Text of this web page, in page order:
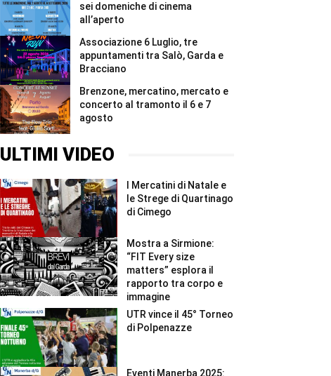
sei domeniche di cinema
all’aperto
Associazione 6 Luglio, tre
appuntamenti tra Salò, Garda e
Bracciano
Brenzone, mercatino, mercato e
concerto al tramonto il 6 e 7
agosto
ULTIMI VIDEO
I Mercatini di Natale e
le Strege di Quartinago
di Cimego
Mostra a Sirmione:
“FIT Every size
matters” esplora il
rapporto tra corpo e
immagine
UTR vince il 45° Torneo
di Polpenazze
Eventi Manerba 2025: